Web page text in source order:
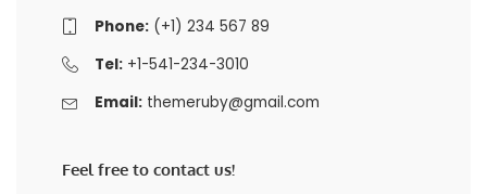
Phone:(+1) 234 567 89
Tel:+1-541-234-3010
Email: themeruby@gmail.com
Feel free to contact us!